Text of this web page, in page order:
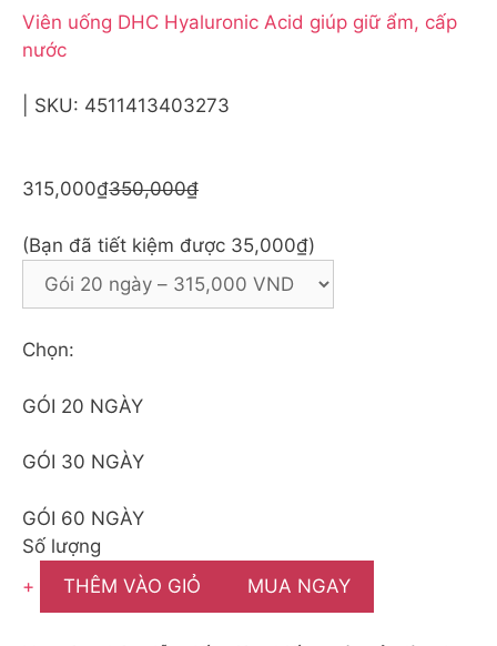
Viên uống DHC Hyaluronic Acid giúp giữ ẩm, cấp
nước
| SKU: 4511413403273
315,000₫350,000₫
(Bạn đã tiết kiệm được 35,000₫)
Chọn:
GÓI 20 NGÀY
GÓI 30 NGÀY
GÓI 60 NGÀY
Số lượng
+
THÊM VÀO GIỎ MUA NGAY